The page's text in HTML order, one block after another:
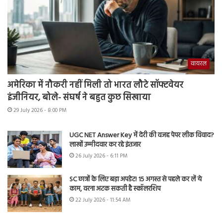
वायरल
अमेरिका में नौकरी नहीं मिली तो भारत लौटे सॉफ्टवेयर
इंजीनियर, बोले- संघर्ष ने बहुत कुछ सिखाया
29 July 2026 - 8:00 PM
UGC NET Answer Key में देरी की वजह पेपर लीक विवाद?
लाखों उम्मीदवार कर रहे इंतजार
26 July 2026 - 6:11 PM
SC छात्रों के लिए बड़ा अपडेट! 15 अगस्त से पहले कर लें ये
काम, वरना अटक सकती है स्कॉलरशिप
22 July 2026 - 11:54 AM